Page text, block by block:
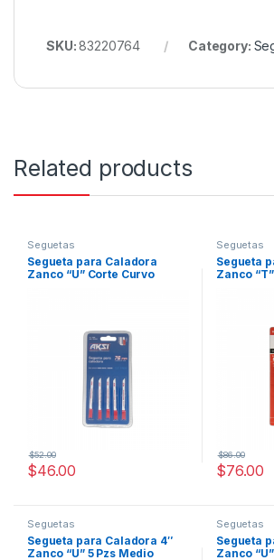
SKU:83220764 Category:
Related products
Seguetas
Segueta para Caladora
Zanco “U” Corte Curvo
$46.00
$52.00
Seguetas
Segueta
Zanco
$76.00
$86.00
Seguetas
Segueta para Caladora 4″
Zanco “U” 5 Pzs Medio
Seguetas
Segueta
Zanco